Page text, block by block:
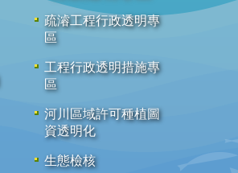
疏濬工程行政透明專
區
工程行政透明措施專
區
河川區域許可種植圖
資透明化
生態檢核